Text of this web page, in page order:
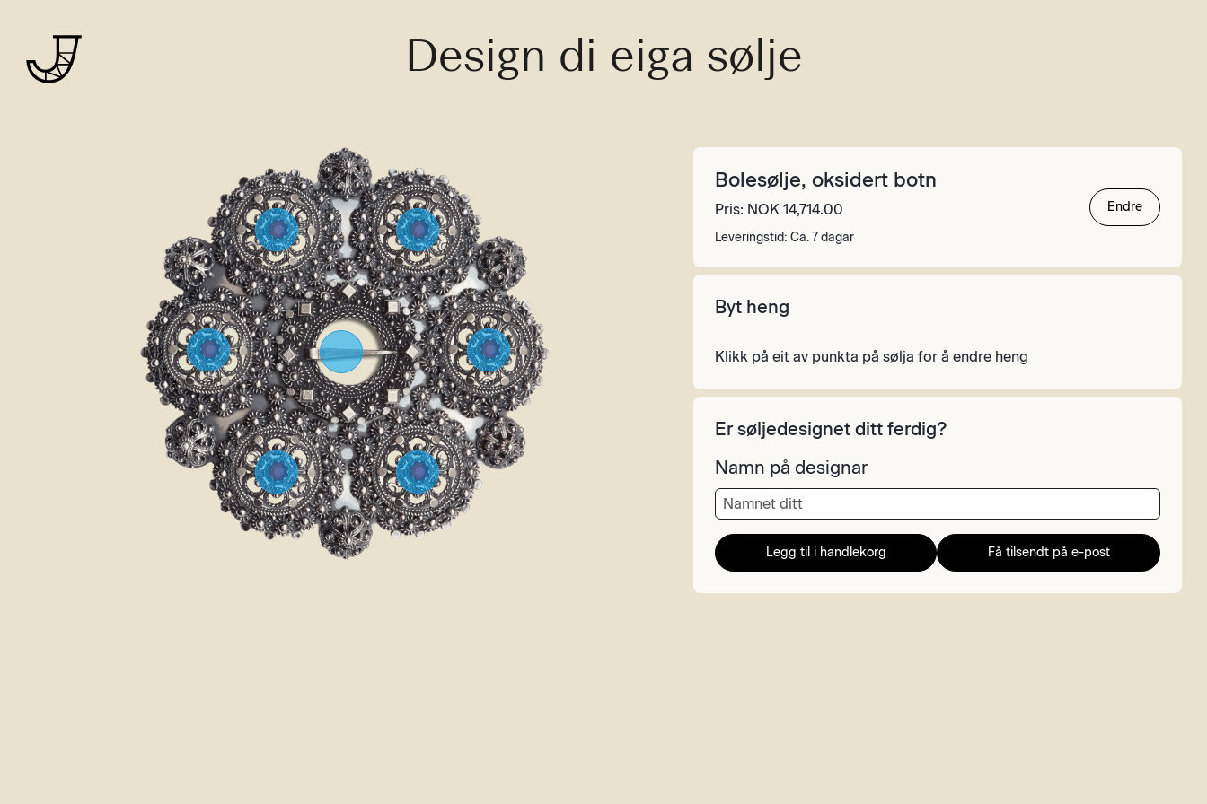
Design di eiga sølje
Bolesølje, oksidert botn
Pris: NOK 14,714.00
Leveringstid: Ca. 7 dagar
Endre
Byt heng
Klikk på eit av punkta på sølja for å endre heng
Er søljedesignet ditt ferdig?
Namn på designar
Legg til i handlekorg Få tilsendt på e-post